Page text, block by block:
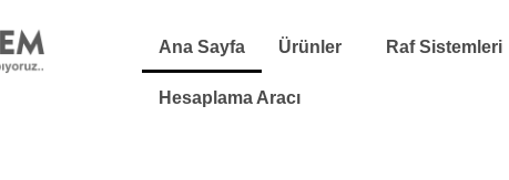
Ana Sayfa Ürünler Raf Sistemleri
Hesaplama Aracı